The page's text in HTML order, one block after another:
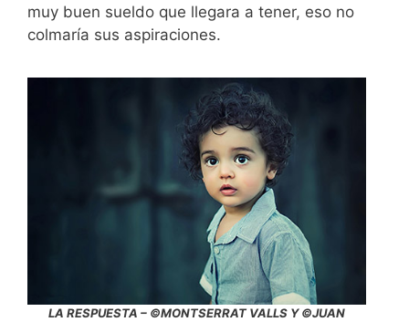
muy buen sueldo que llegara a tener, eso no
colmaría sus aspiraciones.
LA RESPUESTA – ©MONTSERRAT VALLS Y ©JUAN